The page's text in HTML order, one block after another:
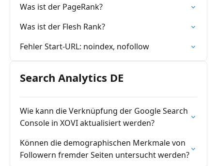
Was ist der PageRank?
Was ist der Flesh Rank?
Fehler Start-URL: noindex, nofollow
Search Analytics DE
Wie kann die Verknüpfung der Google Search
Console in XOVI aktualisiert werden?
Können die demographischen Merkmale von
Followern fremder Seiten untersucht werden?